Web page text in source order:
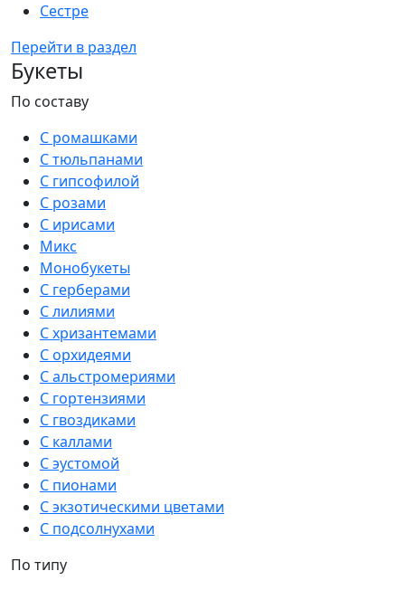
Сестре
Перейти в раздел
Букеты
По составу
С ромашками
С тюльпанами
С гипсофилой
С розами
С ирисами
Микс
Монобукеты
С герберами
С лилиями
С хризантемами
С орхидеями
С альстромериями
С гортензиями
С гвоздиками
С каллами
С эустомой
С пионами
С экзотическими цветами
С подсолнухами
По типу